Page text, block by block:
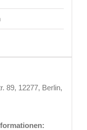
89, 12277, Berlin,